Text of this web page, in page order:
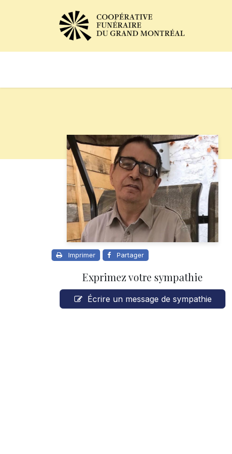
Imprimer Partager
Exprimez votre sympathie
Écrire un message de sympathie